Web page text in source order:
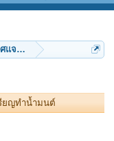
แจกชุดเหรียญทำน้ำมนต์
ยญทำน้ำมนต์